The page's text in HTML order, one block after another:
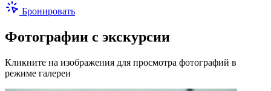
Бронировать
Фотографии с экскурсии
Кликните на изображения для просмотра фотографий в
режиме галереи